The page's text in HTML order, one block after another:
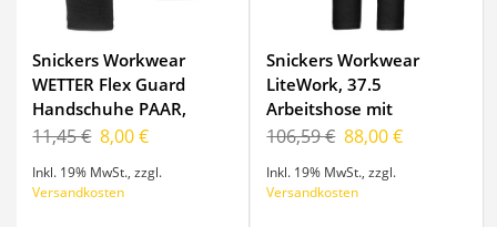
Snickers Workwear
WETTER Flex Guard
Handschuhe PAAR,
9325, Farbe Black, Größe
11,45 € 8,00 €
Inkl. 19% MwSt.,zzgl.
Versandkosten
Snickers Workwear
LiteWork, 37.5
Arbeitshose mit
Holstertaschen, 6207,
106,59 € 88,00 €
Inkl. 19% MwSt.,zzgl.
Versandkosten